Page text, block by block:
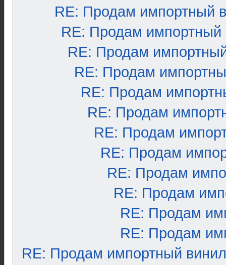
RE: Продам импортный
RE: Продам импортный
RE: Продам
RE: Продам
RE: Продам
RE: Продам
RE: Продам
RE: Продам
RE: Продам
RE: Продам
RE: Продам
RE: Продам
RE: Продам импортный винил